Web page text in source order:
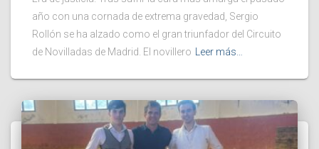
año con una cornada de extrema gravedad, Sergio
Rollón se ha alzado como el gran triunfador del Circuito
de Novilladas de Madrid. El novillero
Leer más…